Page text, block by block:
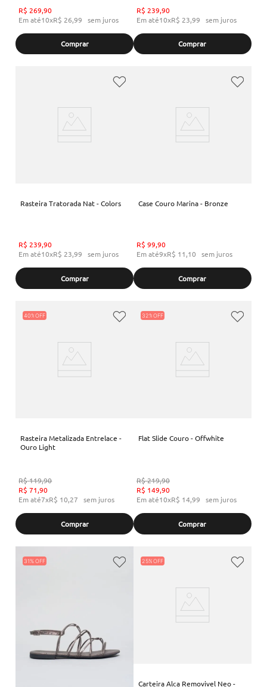
R$ 269,90
Em até10xR$ 26,99 sem juros
Comprar
R$ 239,90
Em até10xR$ 23,99 sem juros
Comprar
Rasteira Tratorada Nat - Colors
R$ 239,90
Em até10xR$ 23,99 sem juros
Comprar
Case Couro Marina - Bronze
R$ 99,90
Em até9xR$ 11,10 sem juros
Comprar
40%
Rasteira Metalizada Entrelace -
Ouro Light
R$119,90
R$ 71,90
Em até7xR$ 10,27 sem juros
Comprar
32%
Flat Slide Couro - Offwhite
R$219,90
R$ 149,90
Em até10xR$ 14,99 sem juros
Comprar
31% 25%
Carteira Alca Removivel Neo -